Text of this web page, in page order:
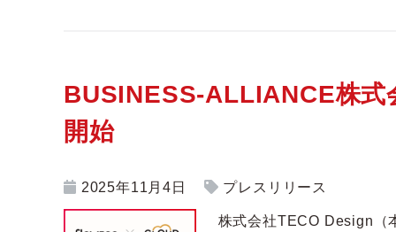
BUSINESS-ALLIANCE株式
開始
2025年11月4日 プレスリリース
株式会社TECO Design（